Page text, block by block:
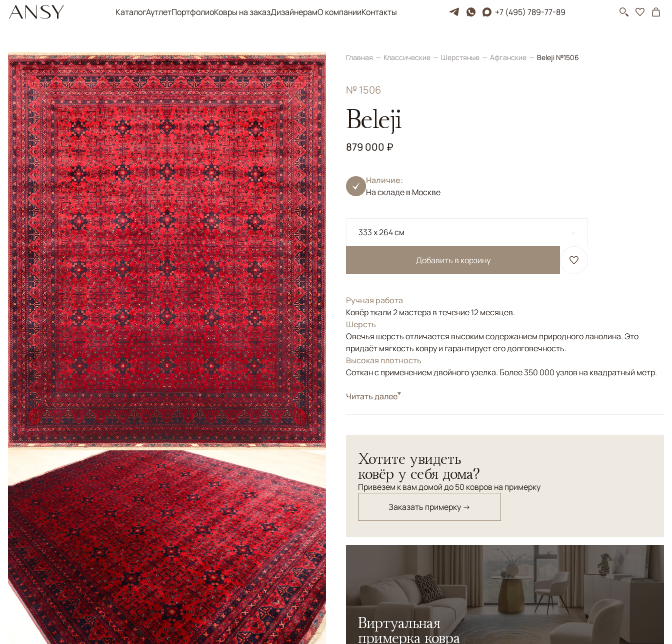
КаталогАутлетПортфолиоКовры на заказДизайнерамО компанииКонтакты +7 (495) 789-77-89
Главная Классические Шерстяные Афганские Beleji №1506
№ 1506
Beleji
879 000 ₽
Наличие:
На складе в Москве
333 x 264 см
Добавить в корзину
Ручная работа
Ковёр ткали 2 мастера в течение 12 месяцев.
Шерсть
Овечья шерсть отличается высоким содержанием природного ланолина. Это
придаёт мягкость ковру и гарантирует его долговечность.
Высокая плотность
Соткан с применением двойного узелка. Более 350 000 узлов на квадратный метр.
СтильКлассические
переливом. Традиционная технология ручного ковроткачества. Высокая узелковая
плотность, низкий ворс.
Читать далее
Хотите увидеть
ковёр у себя дома?
Привезем к вам домой до 50 ковров на примерку
Заказать примерку →
Виртуальная
примерка ковра